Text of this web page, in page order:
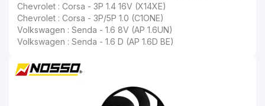
Chevrolet : Corsa - 3P 1.4 16V (X14XE)
Chevrolet : Corsa - 3P/5P 1.0 (C1ONE)
Volkswagen : Senda - 1.6 8V (AP 1.6UN)
Volkswagen : Senda - 1.6 D (AP 1.6D BE)